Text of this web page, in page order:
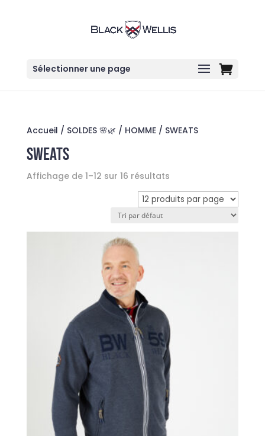
Sélectionner une page
Accueil / SOLDES 🌸🌿 / HOMME/ SWEATS
SWEATS
Affichage de 1–12 sur 16 résultats